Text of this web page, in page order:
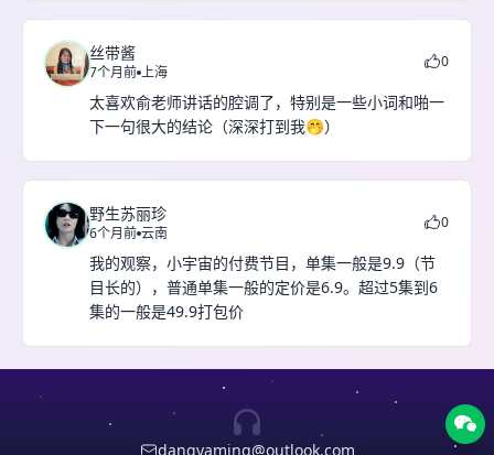
丝带酱
7个月前 上海
0
太喜欢俞老师讲话的腔调了，特别是一些小词和啪一
下一句很大的结论（深深打到我🤭）
野生苏丽珍
6个月前 云南
0
我的观察，小宇宙的付费节目，单集一般是9.9（节
目长的），普通单集一般的定价是6.9。超过5集到6
集的一般是49.9打包价
dangyaming@outlook.com